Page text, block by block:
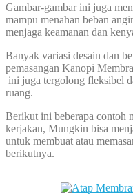
Gambar-gambar ini juga
mampu menahan beban
menjaga keamanan dan
Banyak variasi desain dan
pemasangan Kanopi
ini juga tergolong fleksibel
ruang.
Berikut ini beberapa contoh
kerjakan, Mungkin bisa
untuk membuat atau
berikutnya.